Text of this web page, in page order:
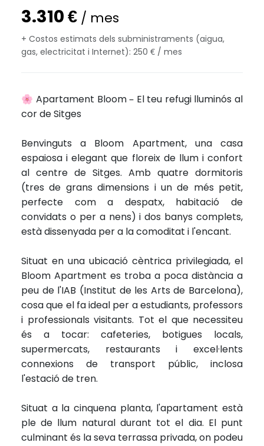
3.310 € / mes
+ Costos estimats dels subministraments (aigua,
gas, electricitat i Internet): 250 € / mes
🌸 Apartament Bloom – El teu refugi lluminós al
cor de Sitges
Benvinguts a Bloom Apartment, una casa
espaiosa i elegant que floreix de llum i confort
al centre de Sitges. Amb quatre dormitoris
(tres de grans dimensions i un de més petit,
perfecte com a despatx, habitació de
convidats o per a nens) i dos banys complets,
està dissenyada per a la comoditat i l'encant.
Situat en una ubicació cèntrica privilegiada, el
Bloom Apartment es troba a poca distància a
peu de l'IAB (Institut de les Arts de Barcelona),
cosa que el fa ideal per a estudiants, professors
i professionals visitants. Tot el que necessiteu
és a tocar: cafeteries, botigues locals,
supermercats, restaurants i excel·lents
connexions de transport públic, inclosa
l'estació de tren.
Situat a la cinquena planta, l'apartament està
ple de llum natural durant tot el dia. El punt
culminant és la seva terrassa privada, on podeu